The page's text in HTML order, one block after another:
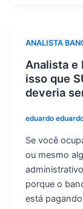
ANALISTA
Analista e
isso que
deveria
eduardo
Se você
ou mesmo
porque o
está